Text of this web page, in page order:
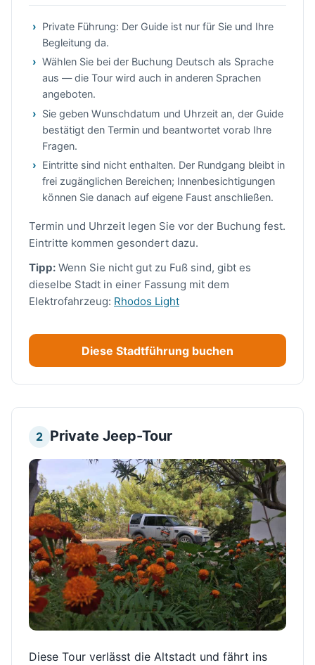
Private Führung: Der Guide ist nur für Sie und Ihre
Begleitung da.
Wählen Sie bei der Buchung Deutsch als Sprache
aus — die Tour wird auch in anderen Sprachen
angeboten.
Sie geben Wunschdatum und Uhrzeit an, der Guide
bestätigt den Termin und beantwortet vorab Ihre
Fragen.
Eintritte sind nicht enthalten. Der Rundgang bleibt in
frei zugänglichen Bereichen; Innenbesichtigungen
können Sie danach auf eigene Faust anschließen.
Termin und Uhrzeit legen Sie vor der Buchung fest.
Eintritte kommen gesondert dazu.
Tipp: Wenn Sie nicht gut zu Fuß sind, gibt es
dieselbe Stadt in einer Fassung mit dem
Elektrofahrzeug: Rhodos Light
Diese Stadtführung buchen
2 Private Jeep-Tour
Diese Tour verlässt die Altstadt und fährt ins